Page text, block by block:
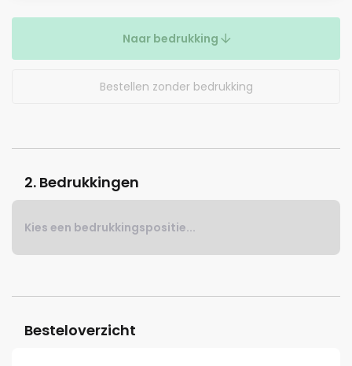
Naar bedrukking
Bestellen zonder bedrukking
2. Bedrukkingen
Kies een bedrukkingspositie...
Besteloverzicht